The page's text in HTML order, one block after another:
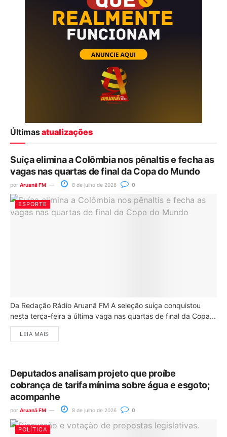
Últimasatualizações
Suíça elimina a Colômbia nos pênaltis e fecha as
vagas nas quartas de final da Copa do Mundo
por Aruanã FM 8 de julho de 2026 0
ESPORTE
Da Redação Rádio Aruanã FM A seleção suíça conquistou
nesta terça-feira a última vaga nas quartas de final da Copa...
LEIA MAIS
Deputados analisam projeto que proíbe
cobrança de tarifa mínima sobre água e esgoto;
acompanhe
por Aruanã FM 8 de julho de 2026 0
POLÍTICA